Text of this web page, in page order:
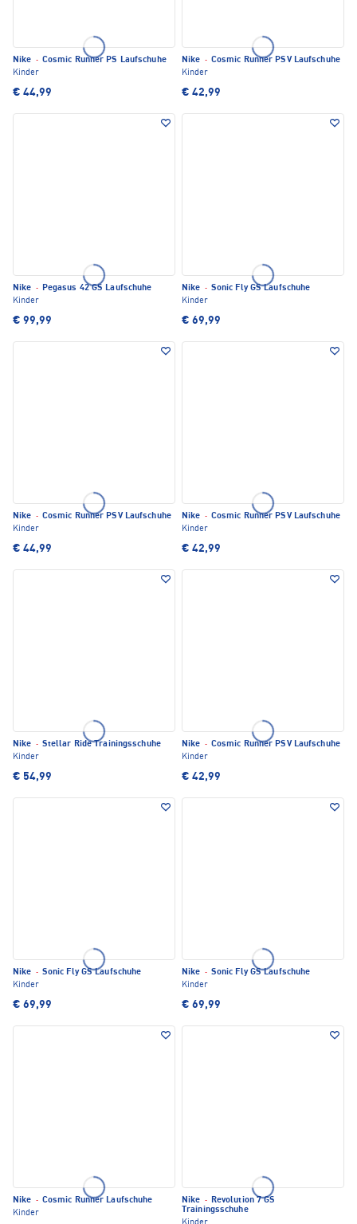
Nike · Cosmic Runner PS Laufschuhe
Kinder
€ 44,99
Nike · Cosmic Runner PSV Laufschuhe
Kinder
€ 42,99
Nike · Pegasus 42 GS Laufschuhe
Kinder
€ 99,99
Nike · Sonic Fly GS Laufschuhe
Kinder
€ 69,99
Nike · Cosmic Runner PSV Laufschuhe
Kinder
€ 44,99
Nike · Cosmic Runner PSV Laufschuhe
Kinder
€ 42,99
Nike · Stellar Ride Trainingsschuhe
Kinder
€ 54,99
Nike · Cosmic Runner PSV Laufschuhe
Kinder
€ 42,99
Nike · Sonic Fly GS Laufschuhe
Kinder
€ 69,99
Nike · Sonic Fly GS Laufschuhe
Kinder
€ 69,99
Nike · Cosmic Runner Laufschuhe
Kinder
Nike · Revolution 7 GS
Trainingsschuhe